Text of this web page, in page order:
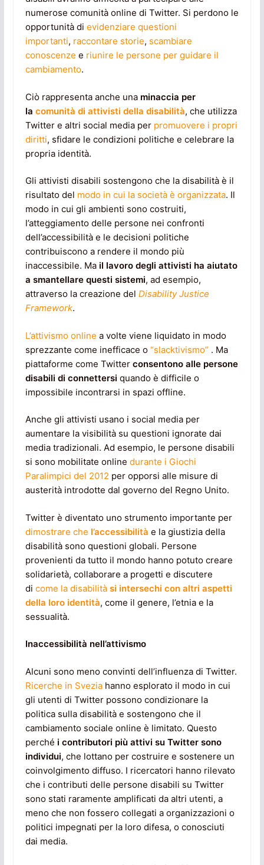
numerose comunità online di Twitter. Si perdono le
opportunità di evidenziare questioni
importanti, raccontare storie, scambiare
conoscenze e riunire le persone per guidare il
cambiamento.
Ciò rappresenta anche una minaccia per
la comunità di attivisti della disabilità, che utilizza
Twitter e altri social media per promuovere i propri
diritti, sfidare le condizioni politiche e celebrare la
propria identità.
Gli attivisti disabili sostengono che la disabilità è il
risultato del modo in cui la società è organizzata. Il
modo in cui gli ambienti sono costruiti,
l’atteggiamento delle persone nei confronti
dell’accessibilità e le decisioni politiche
contribuiscono a rendere il mondo più
inaccessibile. Ma il lavoro degli attivisti ha aiutato
a smantellare questi sistemi, ad esempio,
attraverso la creazione del Disability Justice
Framework.
L’attivismo online a volte viene liquidato in modo
sprezzante come inefficace o “slacktivismo” . Ma
piattaforme come Twitter consentono alle persone
disabili di connettersi quando è difficile o
impossibile incontrarsi in spazi offline.
Anche gli attivisti usano i social media per
aumentare la visibilità su questioni ignorate dai
media tradizionali. Ad esempio, le persone disabili
si sono mobilitate online durante i Giochi
Paralimpici del 2012 per opporsi alle misure di
austerità introdotte dal governo del Regno Unito.
Twitter è diventato uno strumento importante per
dimostrare che l’accessibilità e la giustizia della
disabilità sono questioni globali. Persone
provenienti da tutto il mondo hanno potuto creare
solidarietà, collaborare a progetti e discutere
di come la disabilità si intersechi con altri aspetti
della loro identità, come il genere, l’etnia e la
sessualità.
Inaccessibilità nell’attivismo
Alcuni sono meno convinti dell’influenza di Twitter.
Ricerche in Sveziahanno esplorato il modo in cui
gli utenti di Twitter possono condizionare la
politica sulla disabilità e sostengono che il
cambiamento sociale online è limitato. Questo
perché i contributori più attivi su Twitter sono
individui, che lottano per costruire e sostenere un
coinvolgimento diffuso. I ricercatori hanno rilevato
che i contributi delle persone disabili su Twitter
sono stati raramente amplificati da altri utenti, a
meno che non fossero collegati a organizzazioni o
politici impegnati per la loro difesa, o conosciuti
dai media.